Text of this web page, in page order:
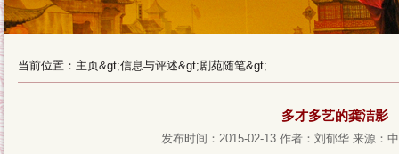
当前位置： 主页&gt;信息与评述&gt;剧苑随笔&gt;
多才多艺的龚洁影
发布时间：2015-02-13 作者：刘郁华 来源：